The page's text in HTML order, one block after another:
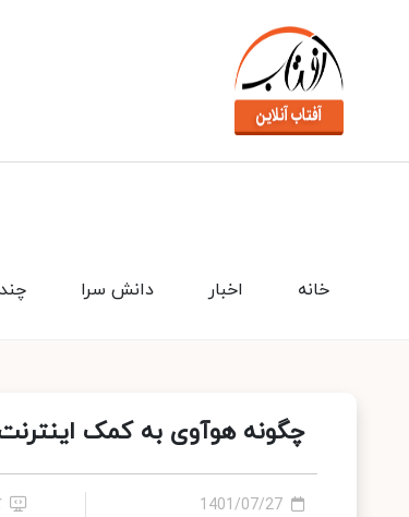
دانش سرا اخبار خانه
چگونه هوآوی به کمک اینترنت
1401/07/27